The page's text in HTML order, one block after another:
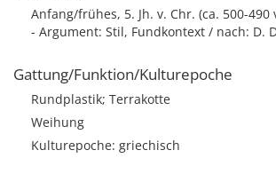
Anfang/frühes, 5. Jh. v. Chr. (ca. 500-490
- Argument: Stil, Fundkontext / nach: D.
Gattung/Funktion/Kulturepoche
Rundplastik; Terrakotte
Weihung
Kulturepoche: griechisch